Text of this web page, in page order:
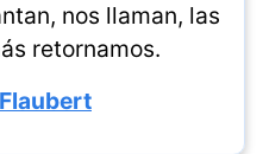
nos llaman, las
retornamos.